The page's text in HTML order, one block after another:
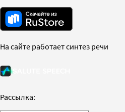
На сайте работает синтез речи
Рассылка: